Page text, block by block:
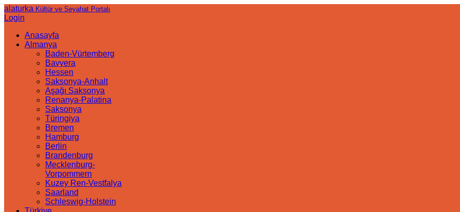
alaturka Kültür ve Seyahat Portalı
Login
Anasayfa
Almanya
Baden-Vürtemberg
Bavyera
Hessen
Saksonya-Anhalt
Aşağı Saksonya
Renanya-Palatina
Saksonya
Türingiya
Bremen
Hamburg
Berlin
Brandenburg
Mecklenburg-
Vorpommern
Kuzey Ren-Vestfalya
Saarland
Schleswig-Holstein